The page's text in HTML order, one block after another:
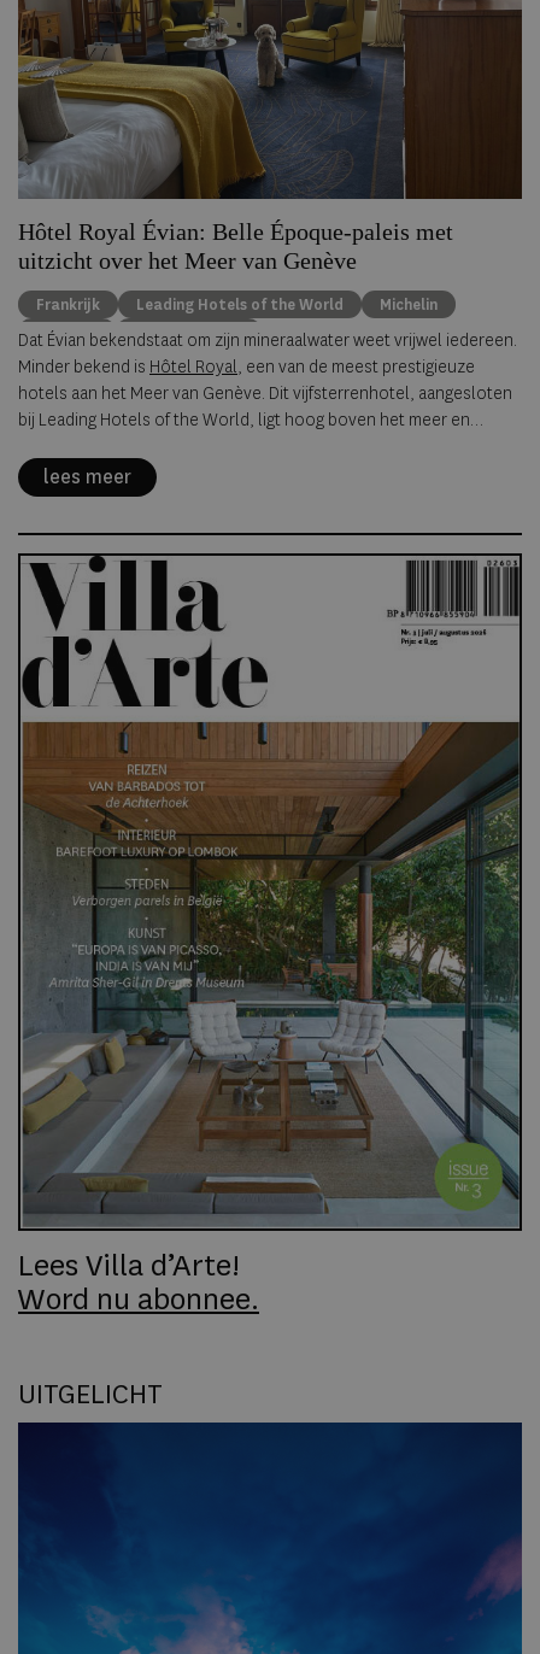
Hôtel Royal Évian: Belle Époque-paleis met
uitzicht over het Meer van Genève
Frankrijk Leading Hotels of the World
Michelin
wellness
Évian-les-Bains
Dat Évian bekendstaat om zijn mineraalwater weet vrijwel iedereen.
Minder bekend is Hôtel Royal, een van de meest prestigieuze
hotels aan het Meer van Genève. Dit vijfsterrenhotel, aangesloten
bij Leading Hotels of the World, ligt hoog boven het meer en
officiële onderscheiding 'Palace', de hoogste classificatie voor
luxe hotels in Frankrijk.
lees meer
Lees Villa d’Arte!
Word nu abonnee.
UITGELICHT